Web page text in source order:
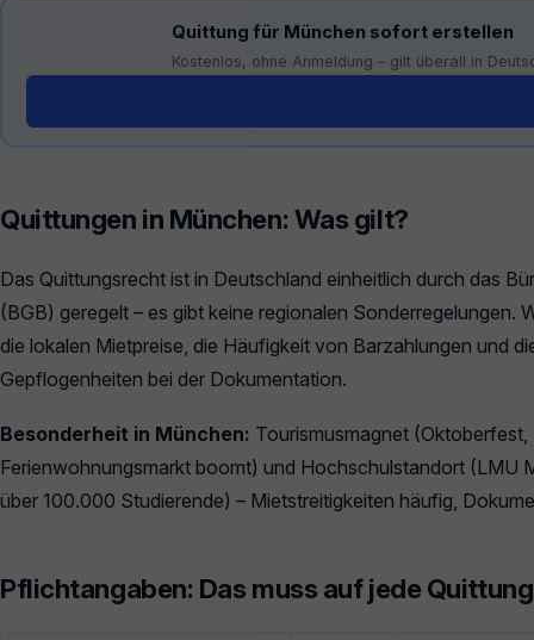
Quittung für München sofort erstellen
Kostenlos, ohne Anmeldung – gilt überall in
Quittungen in München: Was gilt?
Das Quittungsrecht ist in Deutschland einheitlich durch das
(BGB) geregelt – es gibt keine regionalen Sonderregelungen.
die lokalen Mietpreise, die Häufigkeit von Barzahlungen und
Gepflogenheiten bei der Dokumentation.
Besonderheit in München: Tourismusmagnet
Ferienwohnungsmarkt boomt) und Hochschulstandort (LMU
über 100.000 Studierende) – Mietstreitigkeiten häufig,
Pflichtangaben: Das muss auf jede Quittung